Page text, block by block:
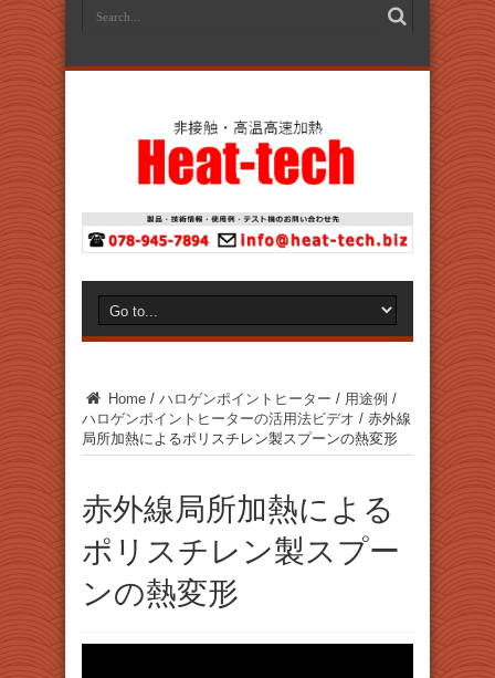
Home / ハロゲンポイントヒーター / 用途例 /
ハロゲンポイントヒーターの活用法ビデオ / 赤外線
局所加熱によるポリスチレン製スプーンの熱変形
赤外線局所加熱による
ポリスチレン製スプー
ンの熱変形